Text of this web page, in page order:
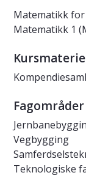
Matematikk for
Matematikk 1
Fagområder
Vegbygging
Teknologiske